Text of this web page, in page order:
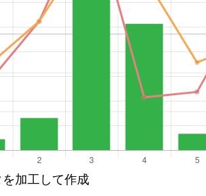
加工して作成